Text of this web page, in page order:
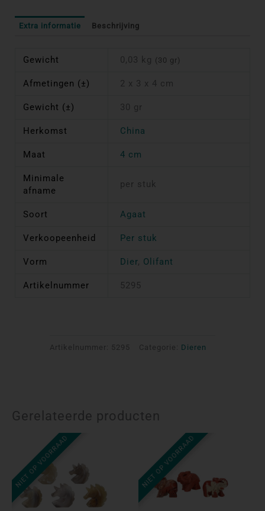
Extra informatie Beschrijving
Gewicht 0,03 kg (30 gr)
Afmetingen (±) 2 x 3 x 4 cm
Gewicht (±) 30 gr
Herkomst China
Maat 4 cm
Minimale
afname
per stuk
Soort Agaat
Verkoopeenheid Per stuk
Vorm Dier, Olifant
Artikelnummer 5295
Artikelnummer: 5295 Categorie: Dieren
Gerelateerde producten
NIET OP VOORRAAD NIET OP VOORRAAD